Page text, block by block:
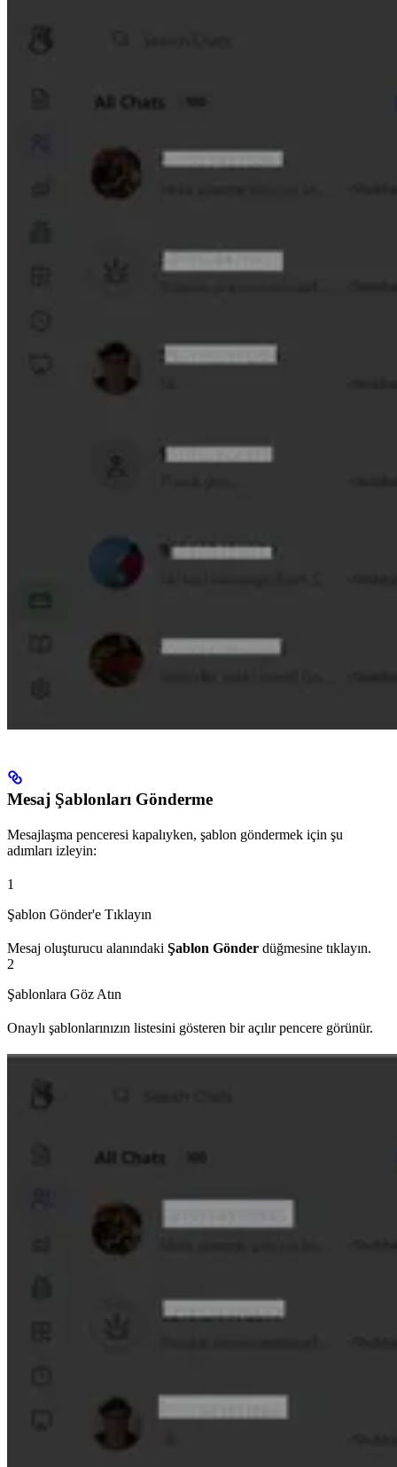
Mesaj Şablonları Gönderme
Mesajlaşma penceresi kapalıyken, şablon göndermek için şu
adımları izleyin:
1
Şablon Gönder'e Tıklayın
Mesaj oluşturucu alanındaki Şablon Gönder düğmesine tıklayın.
2
Şablonlara Göz Atın
Onaylı şablonlarınızın listesini gösteren bir açılır pencere görünür.